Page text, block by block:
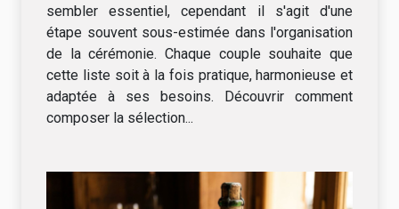
sembler essentiel, cependant il s'agit d'une
étape souvent sous-estimée dans l'organisation
de la cérémonie. Chaque couple souhaite que
cette liste soit à la fois pratique, harmonieuse et
adaptée à ses besoins. Découvrir comment
composer la sélection...